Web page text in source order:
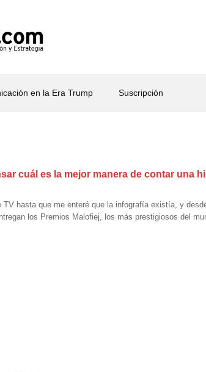
en la Era Trump Suscripción
cuál es la mejor manera de contar una
hasta que me enteré que la infografía existía, y
los Premios Malofiej, los más prestigiosos del